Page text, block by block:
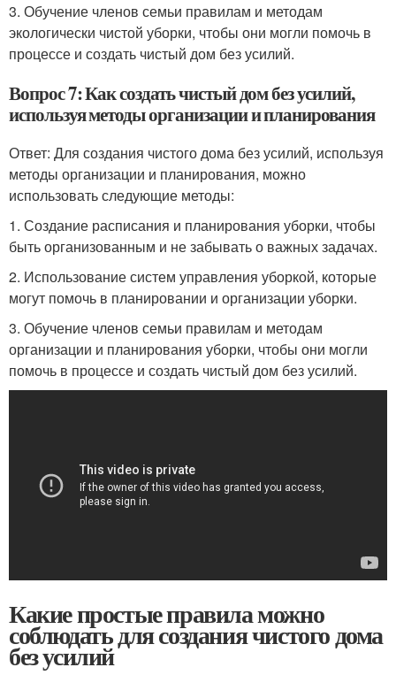
3. Обучение членов семьи правилам и методам
экологически чистой уборки, чтобы они могли помочь в
процессе и создать чистый дом без усилий.
Вопрос 7: Как создать чистый дом без усилий,
используя методы организации и планирования
Ответ: Для создания чистого дома без усилий, используя
методы организации и планирования, можно
использовать следующие методы:
1. Создание расписания и планирования уборки, чтобы
быть организованным и не забывать о важных задачах.
2. Использование систем управления уборкой, которые
могут помочь в планировании и организации уборки.
3. Обучение членов семьи правилам и методам
организации и планирования уборки, чтобы они могли
помочь в процессе и создать чистый дом без усилий.
Какие простые правила можно
соблюдать для создания чистого дома
без усилий